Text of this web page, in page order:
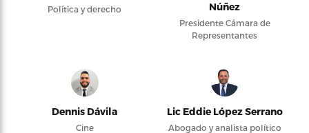
Política y derecho
Núñez
Presidente Cámara de
Representantes
Dennis Dávila
Cine
Lic Eddie López Serrano
Abogado y analista político